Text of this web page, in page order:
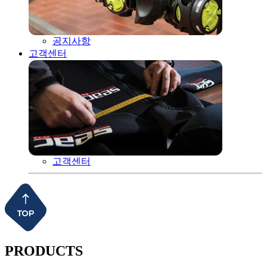
공지사항
고객센터
고객센터
PRODUCTS